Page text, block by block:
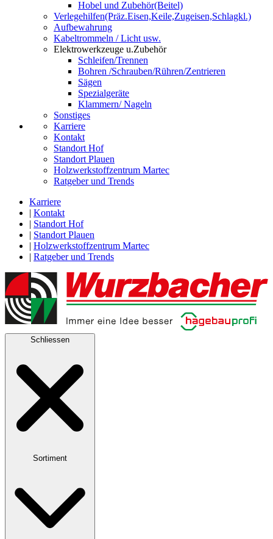
Hobel und Zubehör(Beitel)
Verlegehilfen(Präz.Eisen,Keile,Zugeisen,Schlagkl.)
Aufbewahrung
Kabeltrommeln / Licht usw.
Elektrowerkzeuge u.Zubehör
Schleifen/Trennen
Bohren /Schrauben/Rühren/Zentrieren
Sägen
Spezialgeräte
Klammern/ Nageln
Sonstiges
Karriere
Kontakt
Standort Hof
Standort Plauen
Holzwerkstoffzentrum Martec
Ratgeber und Trends
Karriere
| Kontakt
| Standort Hof
| Standort Plauen
| Holzwerkstoffzentrum Martec
| Ratgeber und Trends
Schliessen
Sortiment